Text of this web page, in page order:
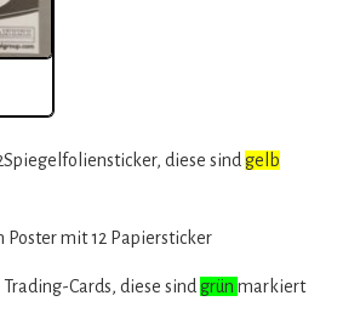
diese sindgelb
Poster mit 12 Papiersticker
Cards, diese sindgrün markiert